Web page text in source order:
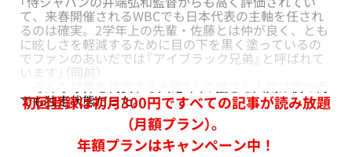
て、来春開催されるWBCでも日本代表の主軸を任され
るのは確実。2学年上の先輩・佐藤とは仲が良く、とも
に眩しさを軽減するために目の下を黒く塗っているの
でファンのあいだでは『アイブラック兄弟』と呼ばれて
います」（同前）
でも独走状態だった。
初回登録は初月300円ですべての記事が読み放題
（月額プラン）。
年額プランはキャンペーン中！